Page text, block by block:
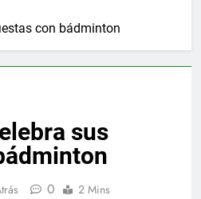
con bádminton
sus
0 2 Mins